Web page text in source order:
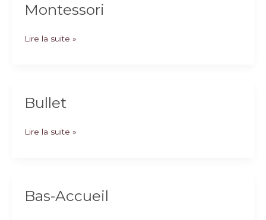
Montessori
Montessori
Lire la suite »
Bullet
Bullet
Lire la suite »
Bas-Accueil